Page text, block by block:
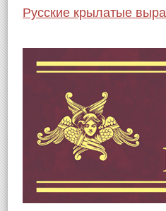
Русские крылатые